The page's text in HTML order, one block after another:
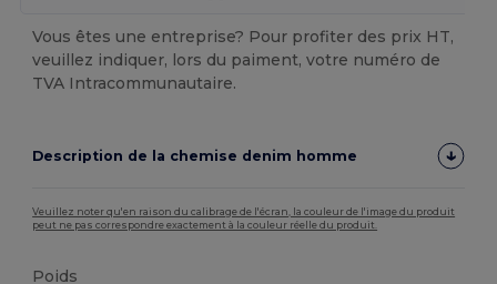
Vous êtes une entreprise? Pour profiter des prix HT,
veuillez indiquer, lors du paiment, votre numéro de
TVA Intracommunautaire.
Description de la chemise denim homme
Veuillez noter qu'en raison du calibrage de l'écran, la couleur de l'image du produit
peut ne pas correspondre exactement à la couleur réelle du produit.
Poids